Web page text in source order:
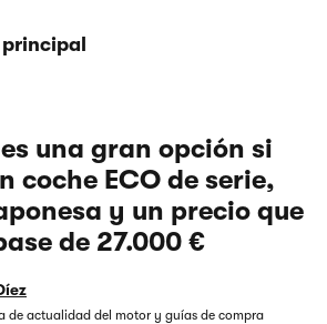
es una gran opción si
coche ECO de serie,
y un precio que
de 27.000 €
de actualidad del motor y guías de compra